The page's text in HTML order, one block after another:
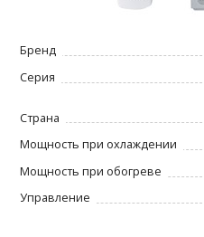
Бренд
Серия
Страна
Мощность при охлаждении
Мощность при обогреве
Управление